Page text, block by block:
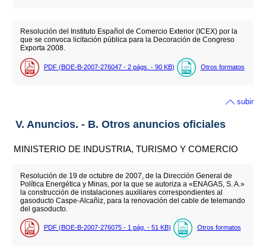
Resolución del Instituto Español de Comercio Exterior (ICEX) por la
que se convoca licitación pública para la Decoración de Congreso
Exporta 2008.
PDF (BOE-B-2007-276047 - 2 págs. - 90 KB) Otros formatos
subir
V. Anuncios. - B. Otros anuncios oficiales
MINISTERIO DE INDUSTRIA, TURISMO Y COMERCIO
Resolución de 19 de octubre de 2007, de la Dirección General de
Política Energética y Minas, por la que se autoriza a «ENAGAS, S. A.»
la construcción de instalaciones auxiliares correspondientes al
gasoducto Caspe-Alcañiz, para la renovación del cable de telemando
del gasoducto.
PDF (BOE-B-2007-276075 - 1 pág. - 51 KB) Otros formatos